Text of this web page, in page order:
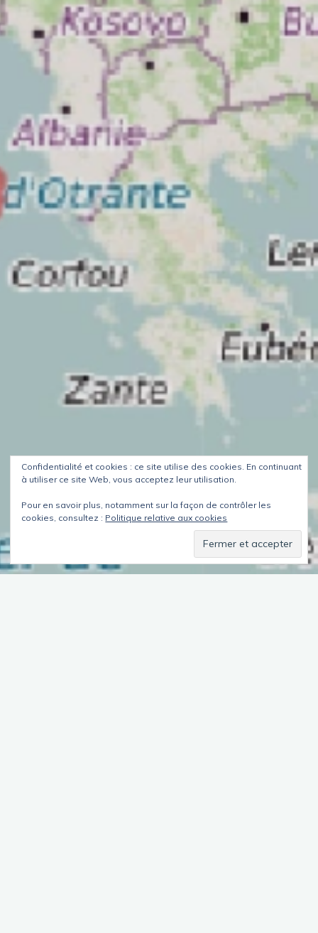
Confidentialité et cookies : ce site utilise des cookies. En continuant
à utiliser ce site Web, vous acceptez leur utilisation.
Pour en savoir plus, notamment sur la façon de contrôler les
cookies, consultez : Politique relative aux cookies